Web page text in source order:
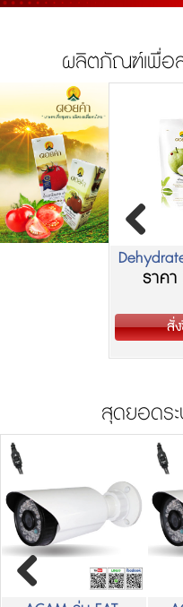
ผลิตภัณฑ์เพื่อ
FB-
ราคา
สั่
สุดยอดร